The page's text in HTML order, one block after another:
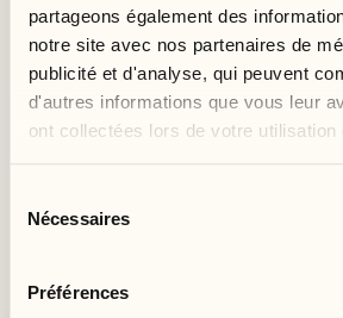
partageons également des
notre site avec nos partenaires de
publicité et d'analyse, qui peuvent
d'autres informations que vous leur
ont collectées lors de votre
Nécessaires
Préférences
Inauguration du "Sentiero
cave à vins de spécialités
et le Castello del Sole : plus de 15
explicatifs sont placés sur le
visiteurs de découvrir les deux
promenade atmosphérique dans la